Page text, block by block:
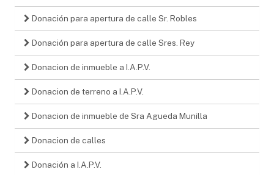
Donación para apertura de calle Sr. Robles
Donación para apertura de calle Sres. Rey
Donacion de inmueble a I.A.P.V.
Donacion de terreno a I.A.P.V.
Donacion de inmueble de Sra Agueda Munilla
Donacion de calles
Donación a I.A.P.V.